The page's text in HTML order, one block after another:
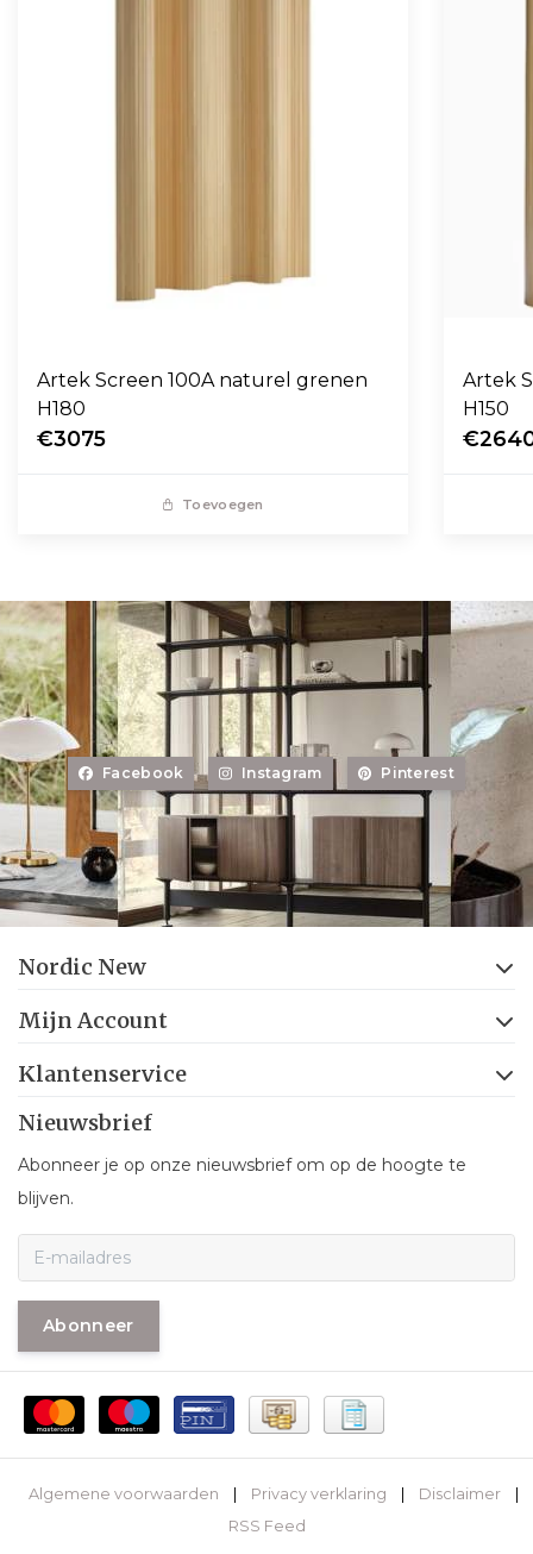
Artek Screen 100A naturel grenen
H180
€3075
Toevoegen
Artek
H150
Facebook Instagram Pinterest
Nordic New
Mijn Account
Klantenservice
Nieuwsbrief
Abonneer je op onze nieuwsbrief om op de hoogte te
blijven.
Abonneer
Algemene voorwaarden Privacy verklaring Disclaimer
RSS Feed